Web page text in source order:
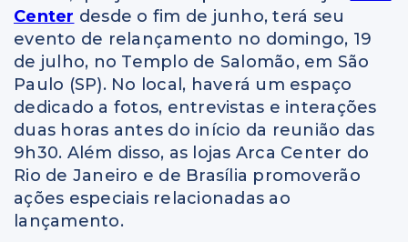
Center desde o fim de junho, terá seu
evento de relançamento no domingo, 19
de julho, no Templo de Salomão, em São
Paulo (SP). No local, haverá um espaço
dedicado a fotos, entrevistas e interações
duas horas antes do início da reunião das
9h30. Além disso, as lojas Arca Center do
Rio de Janeiro e de Brasília promoverão
ações especiais relacionadas ao
lançamento.